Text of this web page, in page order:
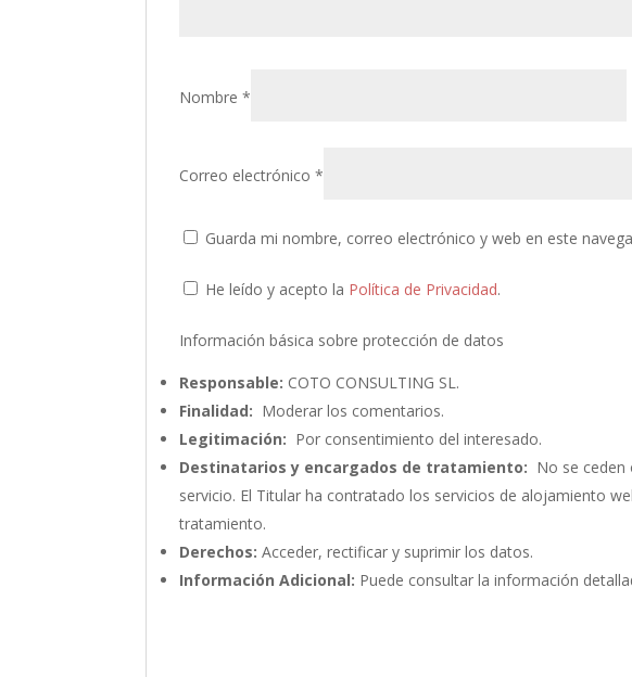
Nombre*
Correo electrónico*
Guarda mi nombre, correo electrónico y web en este
He leído y acepto la Política de Privacidad.
Información básica sobre protección de datos
Responsable: COTO CONSULTING SL.
Finalidad: Moderar los comentarios.
Legitimación: Por consentimiento del interesado.
Destinatarios y encargados de tratamiento: No se
servicio. El Titular ha contratado los servicios de alojamiento
tratamiento.
Derechos: Acceder, rectificar y suprimir los datos.
Información Adicional: Puede consultar la información